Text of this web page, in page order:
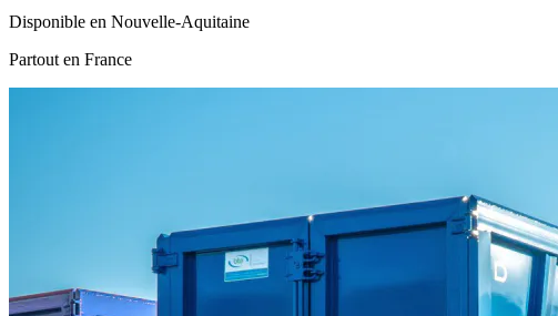
Disponible en Nouvelle-Aquitaine
Partout en France